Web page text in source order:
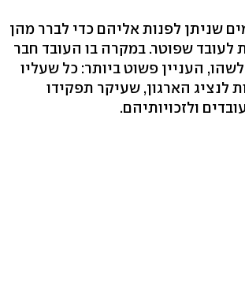
שניתן לפנות אליהם כדי לברר מהן
לעובד שפוטר. במקרה בו העובד חבר
העניין פשוט ביותר: כל שעליו
לנציג הארגון, שעיקר תפקידו
ולזכויותיהם.